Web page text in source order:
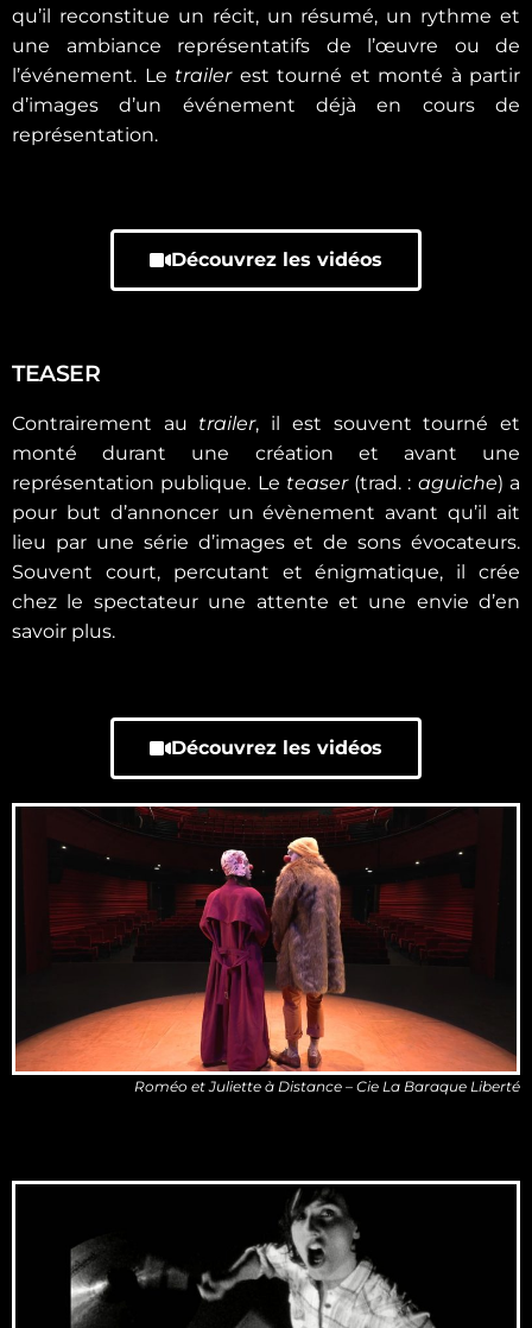
qu’il reconstitue un récit, un résumé, un rythme et
une ambiance représentatifs de l’œuvre ou de
l’événement. Le trailerest tourné et monté à partir
d’images d’un événement déjà en cours de
représentation.
Découvrez les vidéos
TEASER
Contrairement au trailer, il
est souvent tourné et
monté durant une création et avant une
représentation publique. Le teaser(trad. : aguiche) a
pour but d’annoncer un évènement avant qu’il ait
lieu par une série d’images et de sons évocateurs.
Souvent court, percutant et énigmatique, il crée
chez le spectateur une attente et une envie d’en
savoir plus.
Découvrez les vidéos
Roméo et Juliette à Distance – Cie La Baraque Liberté